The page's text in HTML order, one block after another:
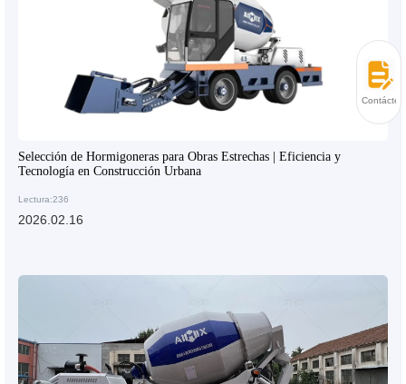
Selección de Hormigoneras para Obras Estrechas | Eficiencia y
Tecnología en Construcción Urbana
Lectura:236
2026.02.16